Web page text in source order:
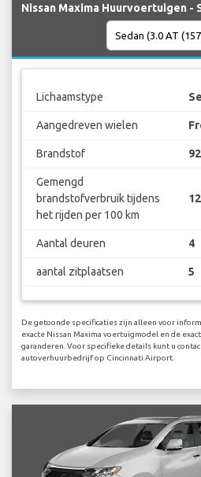
Nissan Maxima Huurvoertuigen -
Lichaamstype
Aangedreven wielen
Brandstof 92
Gemengd
brandstofverbruik tijdens
het rijden per 100 km
Aantal deuren 4
aantal zitplaatsen 5
De getoonde specificaties zijn alleen voor
exacte Nissan Maxima voertuigmodel en de
garanderen. Voor specifieke details kunt u
autoverhuurbedrijf op Cincinnati Airport.